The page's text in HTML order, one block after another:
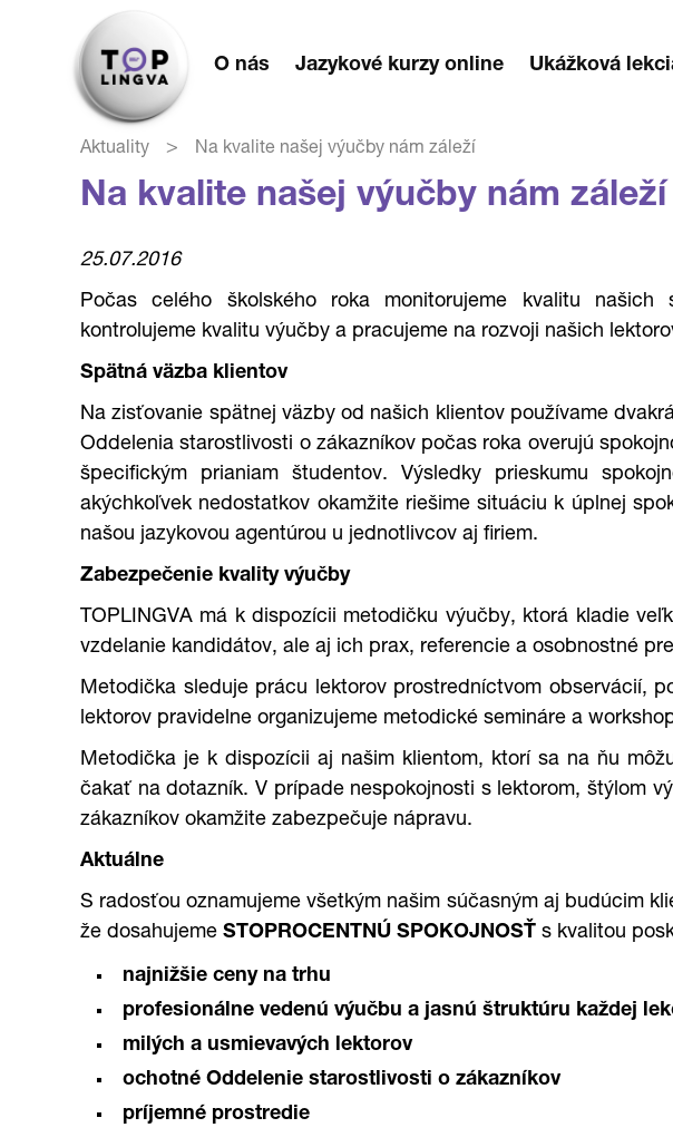
O nás Jazykové kurzy online Ukážková
Aktuality > Na kvalite našej výučby nám záleží
Na kvalite našej výučby nám záleží
25.07.2016
Počas celého školského roka monitorujeme kvalitu
kontrolujeme kvalitu výučby a pracujeme na rozvoji našich
Spätná väzba klientov
Na zisťovanie spätnej väzby od našich klientov používame
Oddelenia starostlivosti o zákazníkov počas roka overujú
špecifickým prianiam študentov. Výsledky prieskumu
akýchkoľvek nedostatkov okamžite riešime situáciu k úplnej
našou jazykovou agentúrou u jednotlivcov aj firiem.
Zabezpečenie kvality výučby
TOPLINGVA má k dispozícii metodičku výučby, ktorá kladie
vzdelanie kandidátov, ale aj ich prax, referencie a osobnostné
Metodička sleduje prácu lektorov prostredníctvom observácií,
lektorov pravidelne organizujeme metodické semináre a
Metodička je k dispozícii aj našim klientom, ktorí sa na ňu
čakať na dotazník. V prípade nespokojnosti s lektorom, štýlom
zákazníkov okamžite zabezpečuje nápravu.
Aktuálne
S radosťou oznamujeme všetkým našim súčasným aj budúcim
že dosahujeme STOPROCENTNÚ SPOKOJNOSŤ s kvalitou
najnižšie ceny na trhu
profesionálne vedenú výučbu a jasnú štruktúru každej
milých a usmievavých lektorov
ochotné Oddelenie starostlivosti o zákazníkov
príjemné prostredie